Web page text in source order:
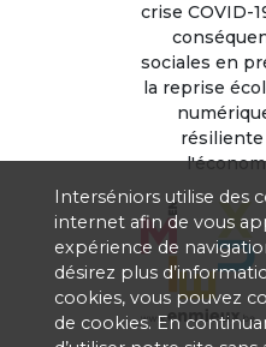
Interséniors utilise des
internet afin de vous
expérience de
désirez plus
cookies, vous pouvez
de cookies. En
crise COVID-
sociales en
la reprise
résiliente